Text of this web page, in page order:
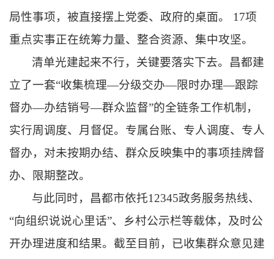
局性事项，被直接摆上党委、政府的桌面。 17项
重点实事正在统筹力量、整合资源、集中攻坚。
清单光建起来不行，关键要落实下去。昌都建
立了一套“收集梳理—分级交办—限时办理—跟踪
督办—办结销号—群众监督”的全链条工作机制，
实行周调度、月督促。专属台账、专人调度、专人
督办，对未按期办结、群众反映集中的事项挂牌督
办、限期整改。
与此同时，昌都市依托12345政务服务热线、
“向组织说说心里话”、乡村公示栏等载体，及时公
开办理进度和结果。截至目前，已收集群众意见建